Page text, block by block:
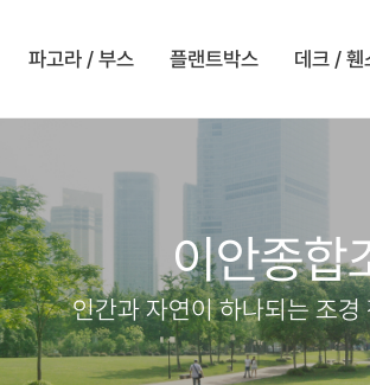
파고라 / 부스 플랜트박스 데크 / 휀
이안종합
인간과 자연이 하나되는 조경